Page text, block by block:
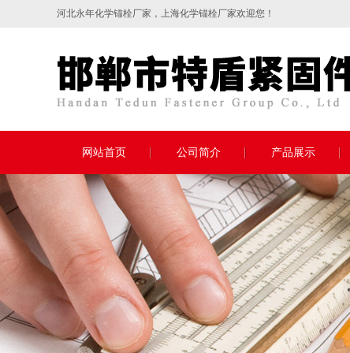
河北永年化学锚栓厂家，上海化学锚栓厂家欢迎您！
网站首页 公司简介 产品展示